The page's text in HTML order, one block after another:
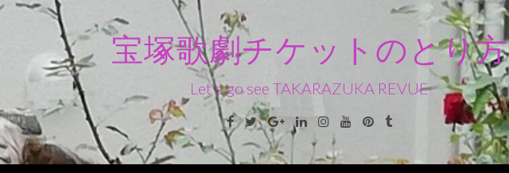
宝塚歌劇チケットのとり方
Let's go see TAKARAZUKA REVUE
Facebook
TwitterGoogle+LinkedinInstagramYoutubePinterest
Tumblr